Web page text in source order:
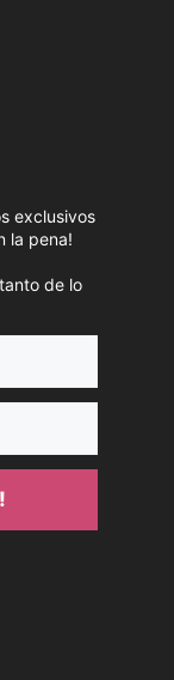
exclusivos
la pena!
de lo